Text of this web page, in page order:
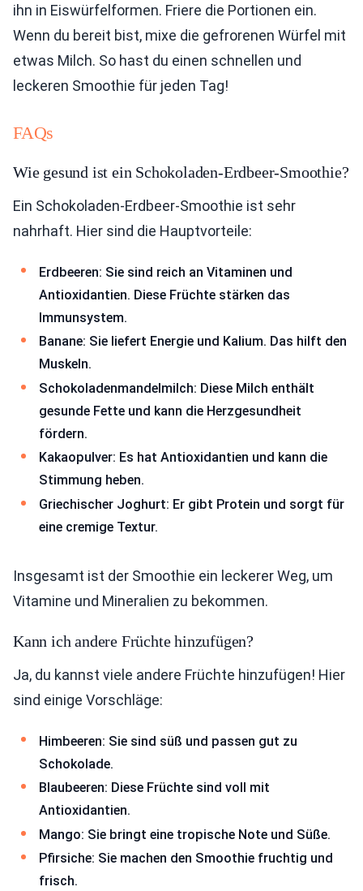
ihn in Eiswürfelformen. Friere die Portionen ein.
Wenn du bereit bist, mixe die gefrorenen Würfel mit
etwas Milch. So hast du einen schnellen und
leckeren Smoothie für jeden Tag!
FAQs
Wie gesund ist ein Schokoladen-Erdbeer-Smoothie?
Ein Schokoladen-Erdbeer-Smoothie ist sehr
nahrhaft. Hier sind die Hauptvorteile:
Erdbeeren: Sie sind reich an Vitaminen und
Antioxidantien. Diese Früchte stärken das
Immunsystem.
Banane: Sie liefert Energie und Kalium. Das hilft den
Muskeln.
Schokoladenmandelmilch: Diese Milch enthält
gesunde Fette und kann die Herzgesundheit
fördern.
Kakaopulver: Es hat Antioxidantien und kann die
Stimmung heben.
Griechischer Joghurt: Er gibt Protein und sorgt für
eine cremige Textur.
Insgesamt ist der Smoothie ein leckerer Weg, um
Vitamine und Mineralien zu bekommen.
Kann ich andere Früchte hinzufügen?
Ja, du kannst viele andere Früchte hinzufügen! Hier
sind einige Vorschläge:
Himbeeren: Sie sind süß und passen gut zu
Schokolade.
Blaubeeren: Diese Früchte sind voll mit
Antioxidantien.
Mango: Sie bringt eine tropische Note und Süße.
Pfirsiche: Sie machen den Smoothie fruchtig und
frisch.